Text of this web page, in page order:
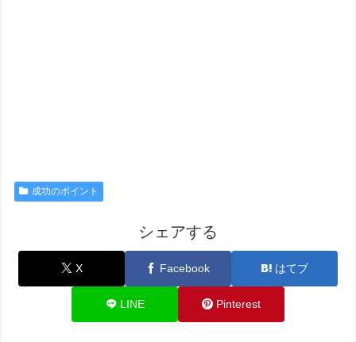
成功のポイント
シェアする
X Facebook はてブ
LINE Pinterest